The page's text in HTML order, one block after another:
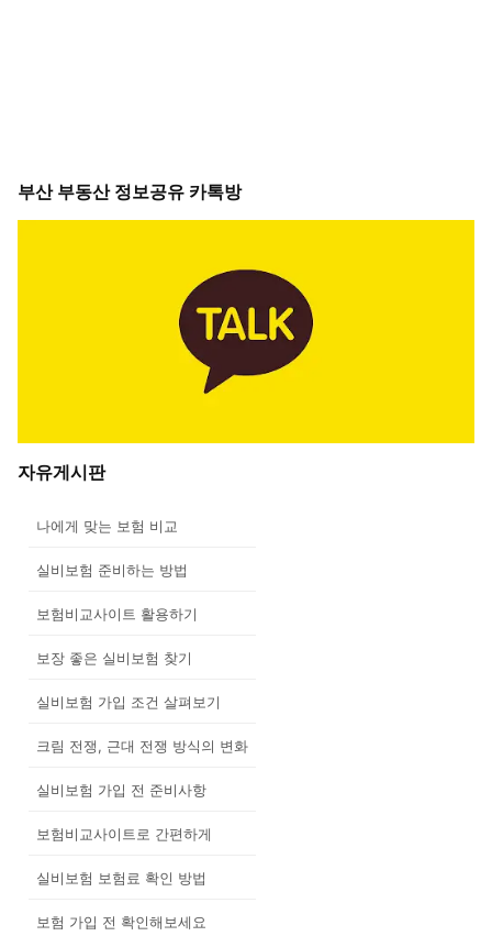
부산 부동산 정보공유 카톡방
자유게시판
나에게 맞는 보험 비교
실비보험 준비하는 방법
보험비교사이트 활용하기
보장 좋은 실비보험 찾기
실비보험 가입 조건 살펴보기
크림 전쟁, 근대 전쟁 방식의 변화
실비보험 가입 전 준비사항
보험비교사이트로 간편하게
실비보험 보험료 확인 방법
보험 가입 전 확인해보세요